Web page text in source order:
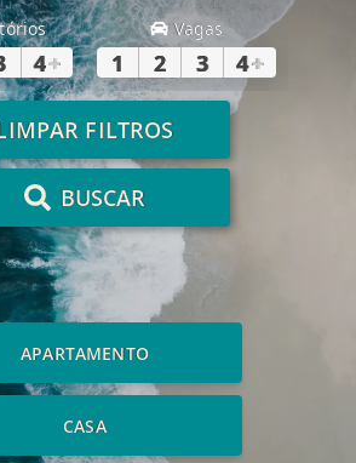
4+
Vagas
1 2 3 4+
FILTROS
BUSCAR
APARTAMENTO
CASA